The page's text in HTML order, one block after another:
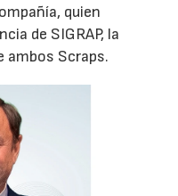
quien
de SIGRAP, la
ambos Scraps.